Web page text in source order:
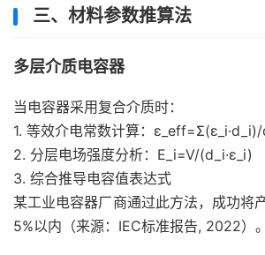
三、材料参数推算法
多层介质电容器
当电容器采用复合介质时：
1. 等效介电常数计算：
2. 分层电场强度分析：E_i=V/(d_i·ε_i)
3. 综合推导电容值表达式
某工业电容器厂商通过此方法，成功将
5%以内（来源：IEC标准报告, 2022）。